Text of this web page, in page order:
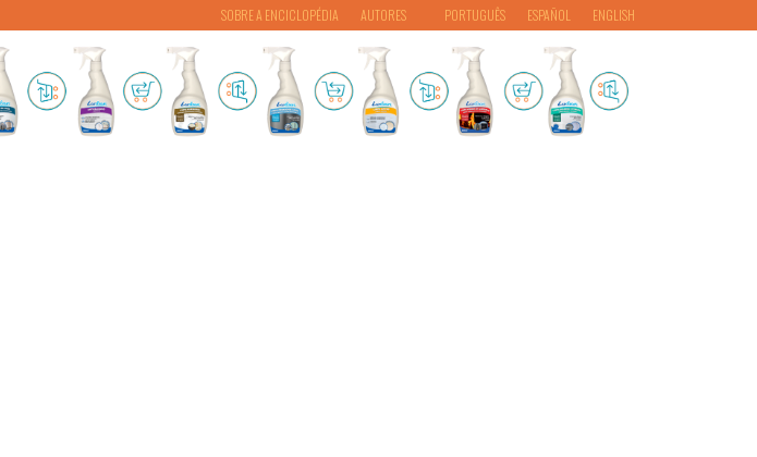
PORTUGUÊS ESPAÑOL ENGLISH
SOBRE A ENCICLOPÉDIA AUTORES